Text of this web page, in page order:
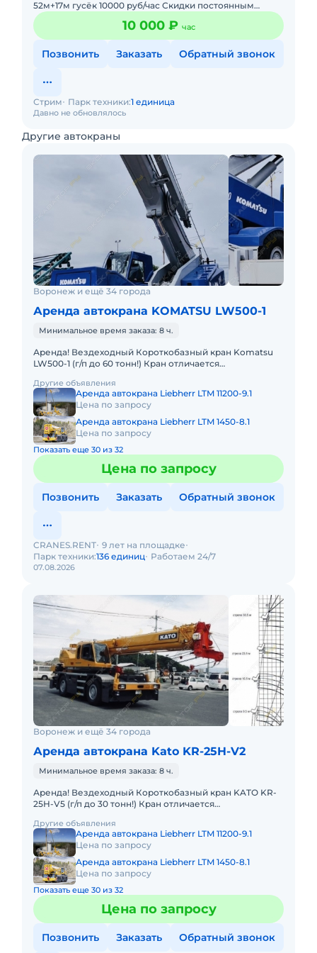
52м+17м гусёк 10000 руб/час Скидки постоянным
заказчикам и при большом объёме работ. Наличный и
безналичный ра
10 000 ₽ час
Позвонить Заказать Обратный звонок
Давно не обновлялось
Стрим Парк техники:1 единица
Другие автокраны
Воронеж и ещё 34 города
Аренда автокрана KOMATSU LW500-1
Минимальное время заказа: 8 ч.
Аренда! Вездеходный Короткобазный кран Komatsu
LW500-1 (г/п до 60 тонн!) Кран отличается
бездорожью, он незам
Другие объявления
Аренда автокрана Liebherr LTM 11200-9.1
Цена по запросу
Аренда автокрана Liebherr LTM 1450-8.1
Цена по запросу
Показать еще 30 из 32
Цена по запросу
Позвонить Заказать Обратный звонок
07.08.2026
CRANES.RENT 9 лет на площадке
Парк техники:136 единиц Работаем 24/7
Воронеж и ещё 34 города
Аренда автокрана Kato KR-25H-V2
Минимальное время заказа: 8 ч.
Аренда! Вездеходный Короткобазный кран KATO KR-
25H-V5 (г/п до 30 тонн!) Кран отличается
бездорожью. Техничес
Другие объявления
Аренда автокрана Liebherr LTM 11200-9.1
Цена по запросу
Аренда автокрана Liebherr LTM 1450-8.1
Цена по запросу
Показать еще 30 из 32
Цена по запросу
Позвонить Заказать Обратный звонок